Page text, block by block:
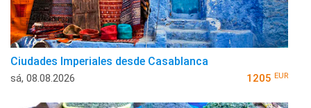
Ciudades Imperiales desde Casablanca
sá, 08.08.2026 1205 EUR